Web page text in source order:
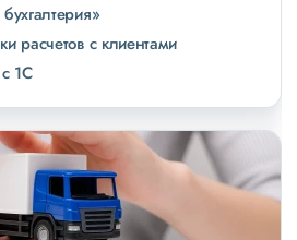
расчетов с клиентами
1С